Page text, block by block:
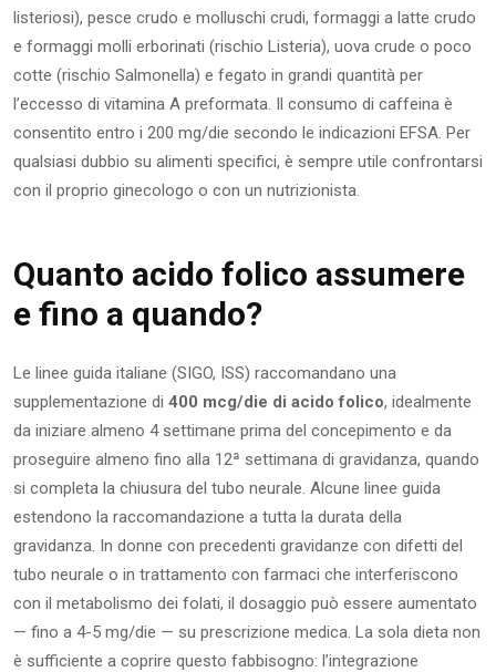
listeriosi), pesce crudo e molluschi crudi, formaggi a latte crudo
e formaggi molli erborinati (rischio Listeria), uova crude o poco
cotte (rischio Salmonella) e fegato in grandi quantità per
l’eccesso di vitamina A preformata. Il consumo di caffeina è
consentito entro i 200 mg/die secondo le indicazioni EFSA. Per
qualsiasi dubbio su alimenti specifici, è sempre utile confrontarsi
con il proprio ginecologo o con un nutrizionista.
Quanto acido folico assumere
e fino a quando?
Le linee guida italiane (SIGO, ISS) raccomandano una
supplementazione di 400 mcg/die di acido folico, idealmente
da iniziare almeno 4 settimane prima del concepimento e da
proseguire almeno fino alla 12ª settimana di gravidanza, quando
si completa la chiusura del tubo neurale. Alcune linee guida
estendono la raccomandazione a tutta la durata della
gravidanza. In donne con precedenti gravidanze con difetti del
tubo neurale o in trattamento con farmaci che interferiscono
con il metabolismo dei folati, il dosaggio può essere aumentato
— fino a 4-5 mg/die — su prescrizione medica. La sola dieta non
è sufficiente a coprire questo fabbisogno: l’integrazione